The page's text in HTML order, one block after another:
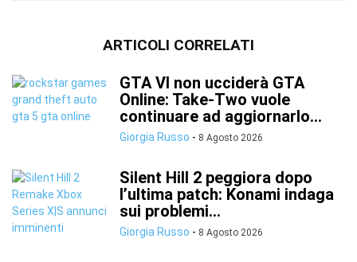
ARTICOLI CORRELATI
GTA VI non ucciderà GTA
Online: Take-Two vuole
continuare ad aggiornarlo...
Giorgia Russo - 8 Agosto 2026
Silent Hill 2 peggiora dopo
l’ultima patch: Konami indaga
sui problemi...
Giorgia Russo - 8 Agosto 2026